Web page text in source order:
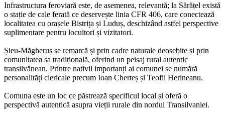
Infrastructura feroviară este, de asemenea, relevantă; la Sărățel există
o stație de cale ferată ce deservește linia CFR 406, care conectează
localitatea cu orașele Bistrița și Luduș, deschizând astfel perspective
suplimentare pentru locuitori și vizitatori.
Șieu-Măgheruș se remarcă și prin cadre naturale deosebite și prin
comunitatea sa tradițională, oferind un peisaj rural autentic
transilvănean. Printre nativii importanți ai comunei se numără
personalități clericale precum Ioan Cherteș și Teofil Herineanu.
Comuna este un loc ce păstrează specificul local și oferă o
perspectivă autentică asupra vieții rurale din nordul Transilvaniei.